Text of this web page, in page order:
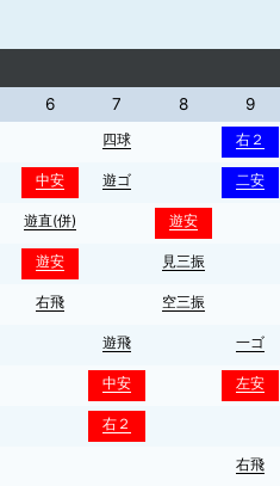
6 7 8
9
四球 右２
中安 遊ゴ 二安
遊直(併) 遊安
遊安 見三振
右飛 空三振
遊飛 一ゴ
中安 左安
右２
右飛